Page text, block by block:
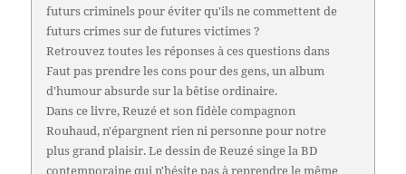
futurs criminels pour éviter qu'ils ne commettent de
futurs crimes sur de futures victimes ?
Retrouvez toutes les réponses à ces questions dans
Faut pas prendre les cons pour des gens, un album
d'humour absurde sur la bêtise ordinaire.
Dans ce livre, Reuzé et son fidèle compagnon
Rouhaud, n'épargnent rien ni personne pour notre
plus grand plaisir. Le dessin de Reuzé singe la BD
contemporaine qui n'hésite pas à reprendre le même